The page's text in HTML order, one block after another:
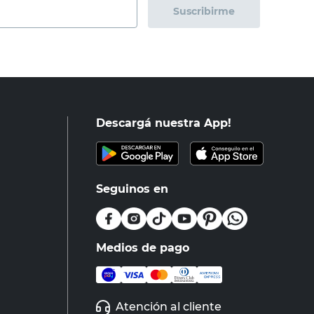
Suscribirme
Descargá nuestra App!
Seguinos en
Medios de pago
Atención al cliente